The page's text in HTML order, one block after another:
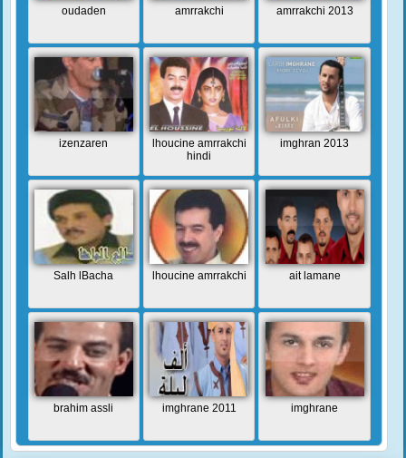
oudaden amrrakchi amrrakchi 2013
izenzaren
lhoucine amrrakchi
hindi
imghran 2013
Salh lBacha lhoucine amrrakchi ait lamane
brahim assli imghrane 2011 imghrane